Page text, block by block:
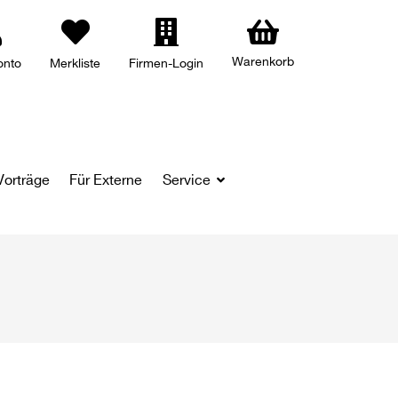
Merkliste Firmen-Login Warenkorb
Für Externe Service